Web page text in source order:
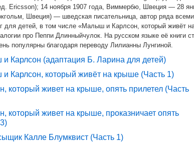
Ericsson); 14 ноября 1907 года, Виммербю, Швеция — 28
Швеция) — шведская писательница, автор ряда
для детей, в том числе «Малыш и Карлсон, который живёт
про Пеппи Длинныйчулок. На русском языке её книги
популярны благодаря переводу Лилианны Лунгиной.
Карлсон (адаптация Б. Ларина для детей)
Карлсон, который живёт на крыше (Часть 1)
который живет на крыше, опять прилетел (Часть
который живет на крыше, проказничает опять
Калле Блумквист (Часть 1)